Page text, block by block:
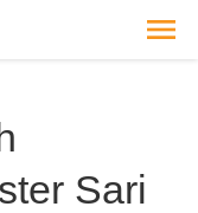
Sari